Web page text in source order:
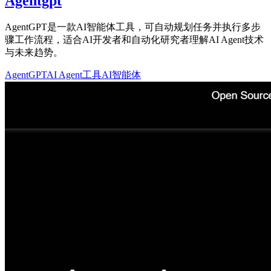
AgentGPT是一款AI智能体工具，可自动规划任务并执行多步
骤工作流程，适合AI开发者和自动化研究者理解AI Agent技术
与未来趋势。
AgentGPTAI Agent工具AI智能体